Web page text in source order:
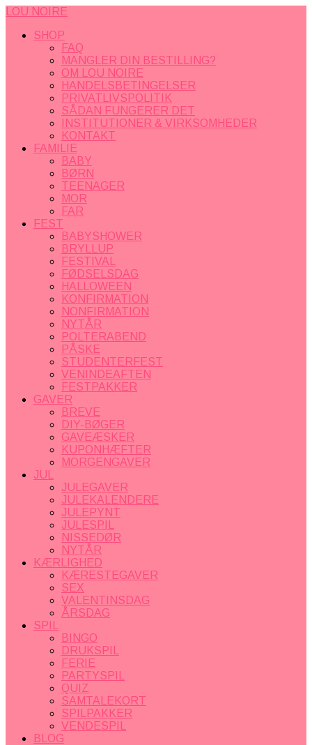
LOU NOIRE
SHOP
FAQ
MANGLER DIN BESTILLING?
OM LOU NOIRE
HANDELSBETINGELSER
PRIVATLIVSPOLITIK
SÅDAN FUNGERER DET
INSTITUTIONER & VIRKSOMHEDER
KONTAKT
FAMILIE
BABY
BØRN
TEENAGER
MOR
FAR
FEST
BABYSHOWER
BRYLLUP
FESTIVAL
FØDSELSDAG
HALLOWEEN
KONFIRMATION
NONFIRMATION
NYTÅR
POLTERABEND
PÅSKE
STUDENTERFEST
VENINDEAFTEN
FESTPAKKER
GAVER
BREVE
DIY-BØGER
GAVEÆSKER
KUPONHÆFTER
MORGENGAVER
JUL
JULEGAVER
JULEKALENDERE
JULEPYNT
JULESPIL
NISSEDØR
NYTÅR
KÆRLIGHED
KÆRESTEGAVER
SEX
VALENTINSDAG
ÅRSDAG
SPIL
BINGO
DRUKSPIL
FERIE
PARTYSPIL
QUIZ
SAMTALEKORT
SPILPAKKER
VENDESPIL
BLOG